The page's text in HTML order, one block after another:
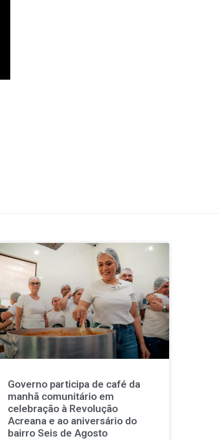
Governo participa de café da
manhã comunitário em
celebração à Revolução
Acreana e ao aniversário do
bairro Seis de Agosto